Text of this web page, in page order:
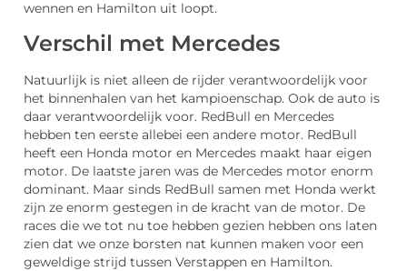
wennen en Hamilton uit loopt.
Verschil met Mercedes
Natuurlijk is niet alleen de rijder verantwoordelijk voor
het binnenhalen van het kampioenschap. Ook de auto is
daar verantwoordelijk voor. RedBull en Mercedes
hebben ten eerste allebei een andere motor. RedBull
heeft een Honda motor en Mercedes maakt haar eigen
motor. De laatste jaren was de Mercedes motor enorm
dominant. Maar sinds RedBull samen met Honda werkt
zijn ze enorm gestegen in de kracht van de motor. De
races die we tot nu toe hebben gezien hebben ons laten
zien dat we onze borsten nat kunnen maken voor een
geweldige strijd tussen Verstappen en Hamilton.